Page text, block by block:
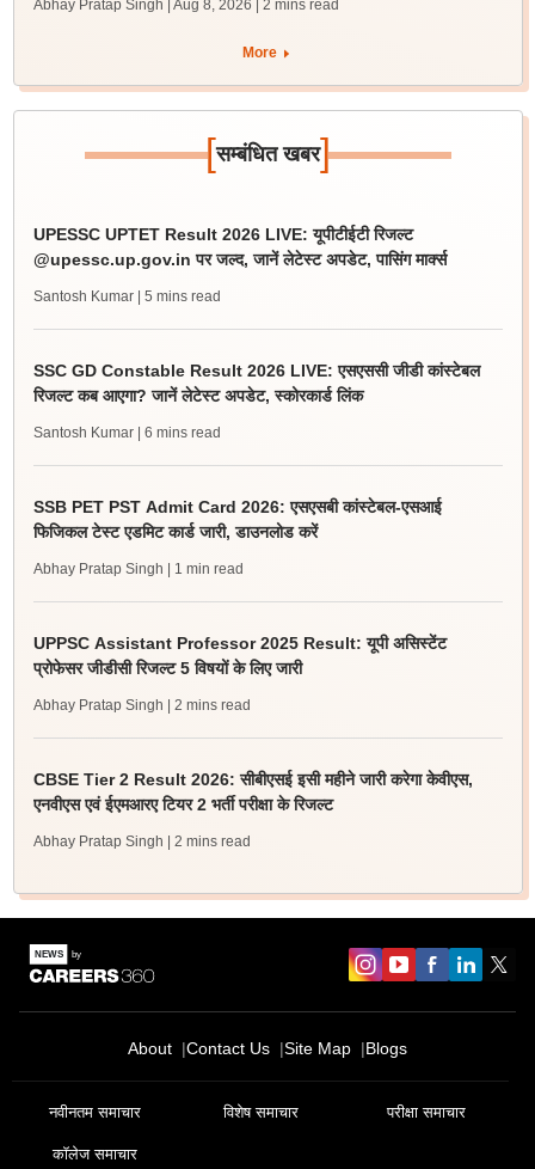
Abhay Pratap Singh | Aug 8, 2026 | 2 mins read
More
[सम्बंधित खबर]
UPESSC UPTET Result 2026 LIVE: यूपीटीईटी रिजल्ट
@upessc.up.gov.in पर जल्द, जानें लेटेस्ट अपडेट, पासिंग मार्क्स
Santosh Kumar | 5 mins read
SSC GD Constable Result 2026 LIVE: एसएससी जीडी कांस्टेबल
रिजल्ट कब आएगा? जानें लेटेस्ट अपडेट, स्कोरकार्ड लिंक
Santosh Kumar | 6 mins read
SSB PET PST Admit Card 2026: एसएसबी कांस्टेबल-एसआई
फिजिकल टेस्ट एडमिट कार्ड जारी, डाउनलोड करें
Abhay Pratap Singh | 1 min read
UPPSC Assistant Professor 2025 Result: यूपी असिस्टेंट
प्रोफेसर जीडीसी रिजल्ट 5 विषयों के लिए जारी
Abhay Pratap Singh | 2 mins read
CBSE Tier 2 Result 2026: सीबीएसई इसी महीने जारी करेगा केवीएस,
एनवीएस एवं ईएमआरए टियर 2 भर्ती परीक्षा के रिजल्ट
Abhay Pratap Singh | 2 mins read
About Contact Us Site Map Blogs
नवीनतम समाचार विशेष समाचार परीक्षा समाचार
कॉलेज समाचार